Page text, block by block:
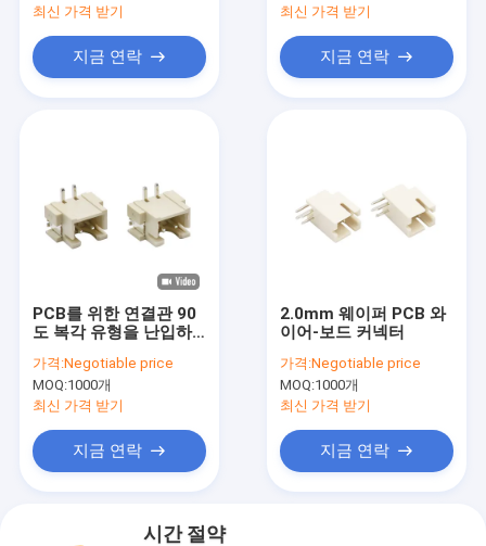
최신 가격 받기
지금 연락
최신 가격 받기
지금 연락
PCB를 위한 연결관 90
도 복각 유형을 난입하
철사
가격:Negotiable price
MOQ:1000개
최신 가격 받기
지금 연락
2.0mm 웨이퍼 PCB 와
이어-보드 커넥터
가격:Negotiable price
MOQ:1000개
최신 가격 받기
지금 연락
시간 절약